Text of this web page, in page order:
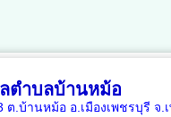
ตำบลบ้านหม้อ
ต.บ้านหม้อ อ.เมืองเพชรบุรี จ.